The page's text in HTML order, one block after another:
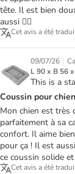
tête. Il est bien
aussi 👍🏻
Cet avis a été
09/07/26 |
L 90 x B 56
This is a
Coussin pour chien
Mon chien est très
parfaitement à sa
confort. Il aime
pour ça ! Il est
ce coussin solide
Cet avis a été